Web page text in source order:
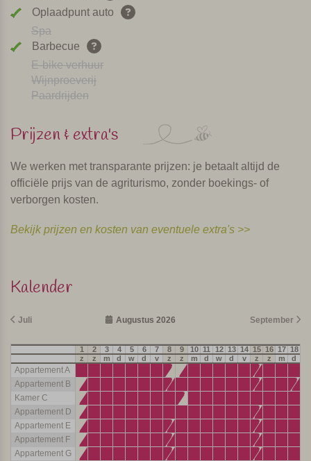
Oplaadpunt auto
Spa
Barbecue
E-bike verhuur
Wijnproeverij
Paardrijden
Prijzen & extra's
We werken met transparante prijzen: je betaalt altijd de
officiële prijs van de agriturismo, zonder boekings- of
verborgen kosten.
Bekijk prijzen en kosten van eventuele extra's >>
Kalender
Juli Augustus 2026 September
1 2 3 4 5 6 7 8 9 10 11 12 13 14 15 16 17 18
z
z m d w d v z z m d w d v z z m d
Appartement A
Appartement B
Kamer C
Appartement D
Appartement E
Appartement F
Appartement G